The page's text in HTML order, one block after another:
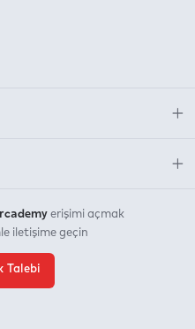
erişimi açmak
iletişime geçin
Talebi